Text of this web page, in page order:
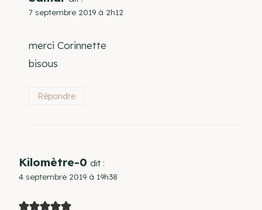
7 septembre 2019 à 2h12
merci Corinnette
bisous
Répondre
Kilomètre-0 dit :
4 septembre 2019 à 19h38